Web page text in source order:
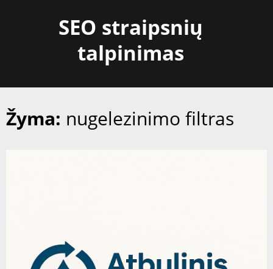
SEO straipsnių
talpinimas
Žyma: nugelezinimo filtras